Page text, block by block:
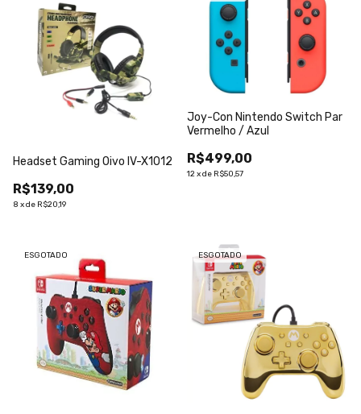
Headset Gaming Oivo IV-X1012
R$139,00
8 xde R$20,19
Joy-Con Nintendo Switch Par
Vermelho / Azul
R$499,00
12xde R$50,57
ESGOTADO ESGOTADO